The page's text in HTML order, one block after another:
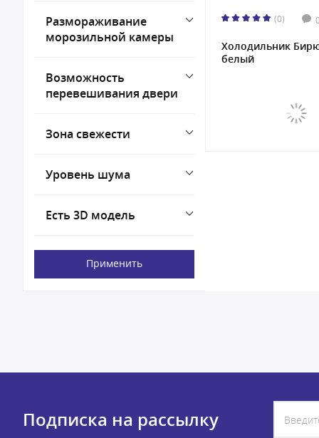
Размораживание
морозильной камеры
Возможность
перевешивания двери
Зона свежести
Уровень шума
Есть 3D модель
Применить
(0) 0
Холодильник
белый
Подписка на рассылку